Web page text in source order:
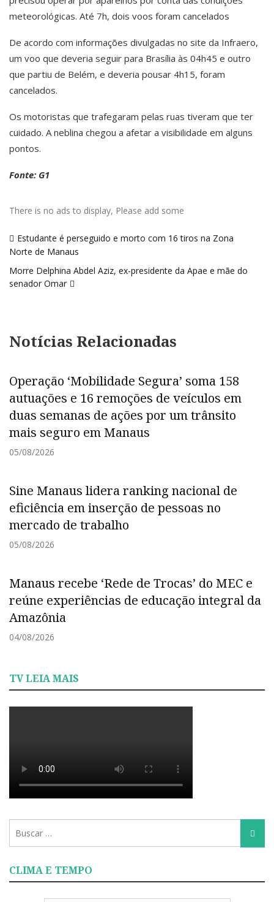
meteorológicas. Até 7h, dois voos foram cancelados
De acordo com informações divulgadas no site da Infraero,
um voo que deveria seguir para Brasília às 04h45 e outro
que partiu de Belém, e deveria pousar 4h15, foram
cancelados.
Os motoristas que trafegaram pelas ruas tiveram que ter
cuidado. A neblina chegou a afetar a visibilidade em alguns
pontos.
Fonte: G1
There is no ads to display, Please add some
de
Post
Estudante é perseguido e morto com 16 tiros na Zona
Norte de Manaus
Morre Delphina Abdel Aziz, ex-presidente da Apae e mãe do
senador Omar
Notícias Relacionadas
Operação ‘Mobilidade Segura’ soma 158
autuações e 16 remoções de veículos em
duas semanas de ações por um trânsito
mais seguro em Manaus
05/08/2026
Sine Manaus lidera ranking nacional de
eficiência em inserção de pessoas no
mercado de trabalho
05/08/2026
Manaus recebe ‘Rede de Trocas’ do MEC e
reúne experiências de educação integral da
Amazônia
04/08/2026
TV LEIA MAIS
para:
Busca
CLIMA E TEMPO